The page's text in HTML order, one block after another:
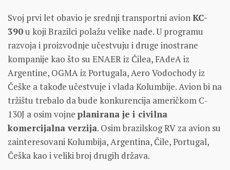
Svoj prvi let obavio je srednji transportni avion KC-
390u koji Brazilci polažu velike nade. U programu
razvoja i proizvodnje učestvuju i druge inostrane
kompanije kao što su ENAER iz Čilea, FAdeA iz
Argentine, OGMA iz Portugala, Aero Vodochody iz
Češke a takođe učestvuje i vlada Kolumbije. Avion bi na
tržištu trebalo da bude konkurencija američkom C-
130J a osim vojne planirana je i civilna
komercijalna verzija. Osim brazilskog RV za avion su
zainteresovani Kolumbija, Argentina, Čile, Portugal,
Češka kao i veliki broj drugih država.